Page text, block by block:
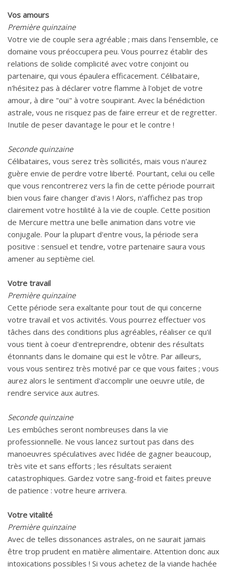
Vos amours
Première quinzaine
Votre vie de couple sera agréable ; mais dans l'ensemble, ce
domaine vous préoccupera peu. Vous pourrez établir des
relations de solide complicité avec votre conjoint ou
partenaire, qui vous épaulera efficacement. Célibataire,
n'hésitez pas à déclarer votre flamme à l'objet de votre
amour, à dire "oui" à votre soupirant. Avec la bénédiction
astrale, vous ne risquez pas de faire erreur et de regretter.
Inutile de peser davantage le pour et le contre !
Seconde quinzaine
Célibataires, vous serez très sollicités, mais vous n'aurez
guère envie de perdre votre liberté. Pourtant, celui ou celle
que vous rencontrerez vers la fin de cette période pourrait
bien vous faire changer d'avis ! Alors, n'affichez pas trop
clairement votre hostilité à la vie de couple. Cette position
de Mercure mettra une belle animation dans votre vie
conjugale. Pour la plupart d'entre vous, la période sera
positive : sensuel et tendre, votre partenaire saura vous
amener au septième ciel.
Votre travail
Première quinzaine
Cette période sera exaltante pour tout de qui concerne
votre travail et vos activités. Vous pourrez effectuer vos
tâches dans des conditions plus agréables, réaliser ce qu'il
vous tient à coeur d'entreprendre, obtenir des résultats
étonnants dans le domaine qui est le vôtre. Par ailleurs,
vous vous sentirez très motivé par ce que vous faites ; vous
aurez alors le sentiment d'accomplir une oeuvre utile, de
rendre service aux autres.
Seconde quinzaine
Les embûches seront nombreuses dans la vie
professionnelle. Ne vous lancez surtout pas dans des
manoeuvres spéculatives avec l'idée de gagner beaucoup,
très vite et sans efforts ; les résultats seraient
catastrophiques. Gardez votre sang-froid et faites preuve
de patience : votre heure arrivera.
Votre vitalité
Première quinzaine
Avec de telles dissonances astrales, on ne saurait jamais
être trop prudent en matière alimentaire. Attention donc aux
intoxications possibles ! Si vous achetez de la viande hachée